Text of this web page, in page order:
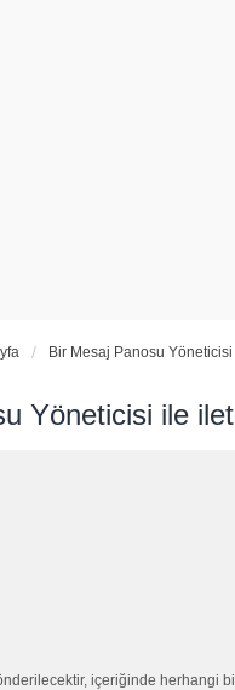
Bir Mesaj Panosu
Yöneticisi ile
içeriğinde herhangi